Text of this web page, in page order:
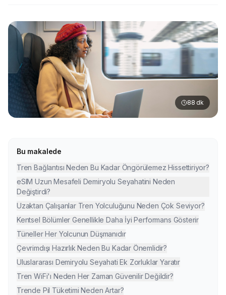
88 dk
Bu makalede
Tren Bağlantısı Neden Bu Kadar Öngörülemez Hissettiriyor?
eSIM Uzun Mesafeli Demiryolu Seyahatini Neden
Değiştirdi?
Uzaktan Çalışanlar Tren Yolculuğunu Neden Çok Seviyor?
Kentsel Bölümler Genellikle Daha İyi Performans Gösterir
Tüneller Her Yolcunun Düşmanıdır
Çevrimdışı Hazırlık Neden Bu Kadar Önemlidir?
Uluslararası Demiryolu Seyahati Ek Zorluklar Yaratır
Tren WiFi'ı Neden Her Zaman Güvenilir Değildir?
Trende Pil Tüketimi Neden Artar?